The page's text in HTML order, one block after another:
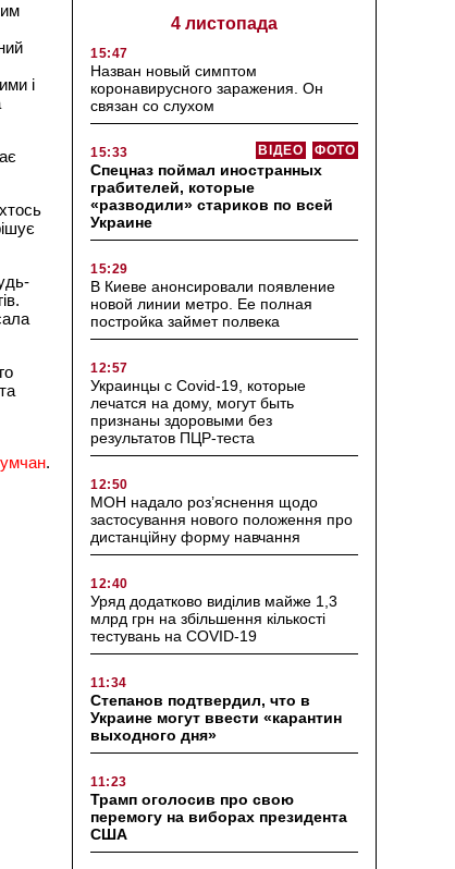
і
.
4 листопада
15:47
Назван новый симптом
коронавирусного заражения. Он
связан со слухом
15:33 ФОТО
ВІДЕО
Спецназ поймал иностранных
грабителей, которые
«разводили» стариков по всей
Украине
15:29
В Киеве анонсировали появление
новой линии метро. Ее полная
постройка займет полвека
12:57
Украинцы с Covid-19, которые
лечатся на дому, могут быть
признаны здоровыми без
результатов ПЦР-теста
12:50
МОН надало роз’яснення щодо
застосування нового положення про
дистанційну форму навчання
12:40
Уряд додатково виділив майже 1,3
млрд грн на збільшення кількості
тестувань на COVID-19
11:34
Степанов подтвердил, что в
Украине могут ввести «карантин
выходного дня»
11:23
Трамп оголосив про свою
перемогу на виборах президента
США